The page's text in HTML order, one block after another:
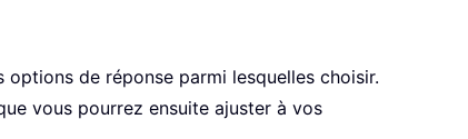
de réponse parmi lesquelles choisir.
vous pourrez ensuite ajuster à vos